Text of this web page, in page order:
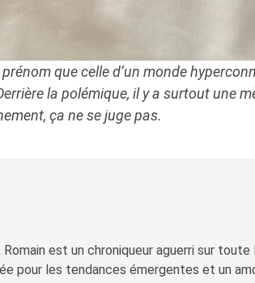
que celle d’un monde
la polémique, il y a surtout une
ça ne se juge pas.
est un chroniqueur aguerri sur
pour les tendances émergentes et un